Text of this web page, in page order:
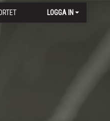
LOGGA IN